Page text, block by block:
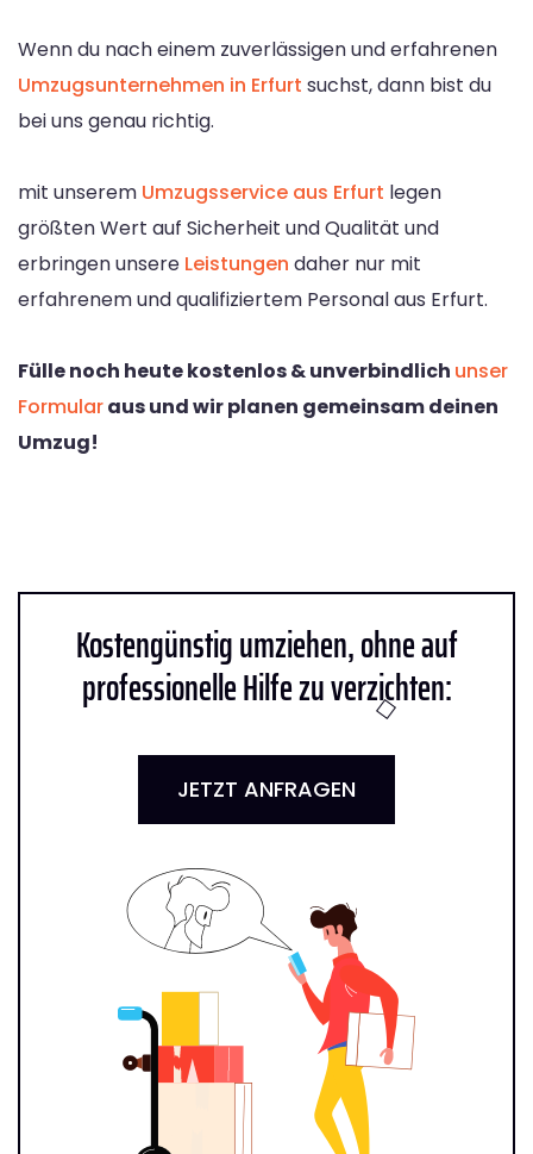
Wenn du nach einem zuverlässigen und erfahrenen
Umzugsunternehmen in Erfurt suchst, dann bist du
bei uns genau richtig.
mit unserem Umzugsservice aus Erfurt legen
größten Wert auf Sicherheit und Qualität und
erbringen unsere Leistungen daher nur mit
erfahrenem und qualifiziertem Personal aus Erfurt.
Fülle noch heute kostenlos & unverbindlich unser
Formularaus und wir planen gemeinsam deinen
Umzug!
Kostengünstig umziehen, ohne auf
professionelle Hilfe zu verzichten:
JETZT ANFRAGEN